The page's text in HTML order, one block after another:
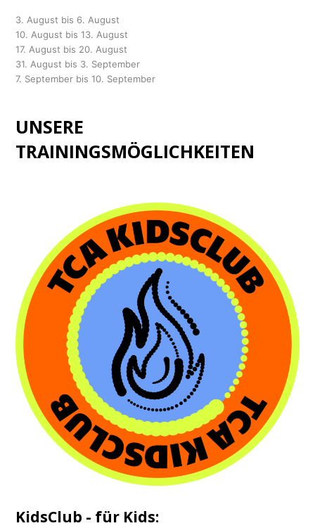
3. August bis 6. August
10. August bis 13. August
17. August bis 20. August
31. August bis 3. September
7. September bis 10. September
UNSERE
TRAININGSMÖGLICHKEITEN
KidsClub - für Kids: